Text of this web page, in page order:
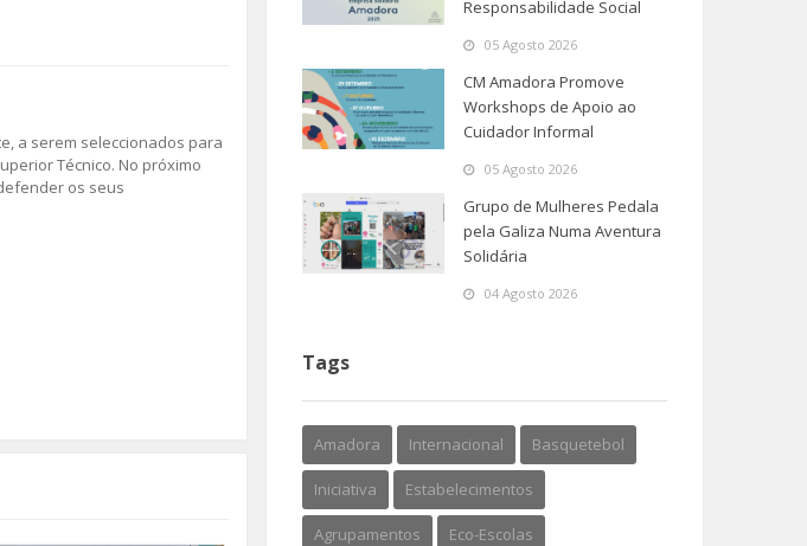
a serem seleccionados para
Técnico. No próximo
os seus
Responsabilidade Social
05 Agosto 2026
CM Amadora Promove
Workshops de Apoio ao
Cuidador Informal
05 Agosto 2026
Grupo de Mulheres Pedala
pela Galiza Numa Aventura
Solidária
04 Agosto 2026
Tags
Amadora Internacional Basquetebol
Iniciativa Estabelecimentos
Agrupamentos Eco-Escolas